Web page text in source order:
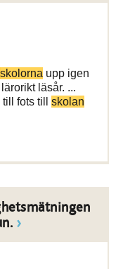
skolorna upp igen
läsår. ...
fots till skolan